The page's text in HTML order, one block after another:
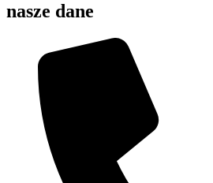
nasze dane